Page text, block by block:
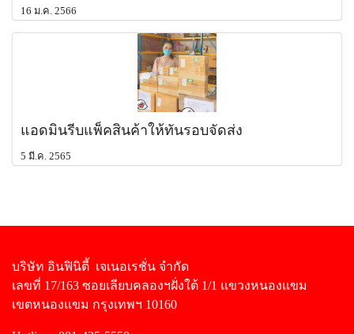
16 ม.ค. 2566
แอดมินรีบแพ็คสินค้าให้ทันรอบจัดส่ง
5 มี.ค. 2565
บริษัท อินฟินิตี้ เจเนอเรชั่น จำกัด
เลขที่ 17/163 ซอยเลียบคลองฯฝั่งใต้ 1/1 แขวงหนองแขม
เขตหนองแขม กรุงเทพฯ 10160